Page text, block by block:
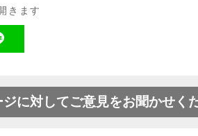
きます
ジに対してご意見をお聞かせく